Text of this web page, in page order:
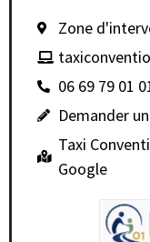
Zone
06 69 79 01
Demander
Taxi
Google